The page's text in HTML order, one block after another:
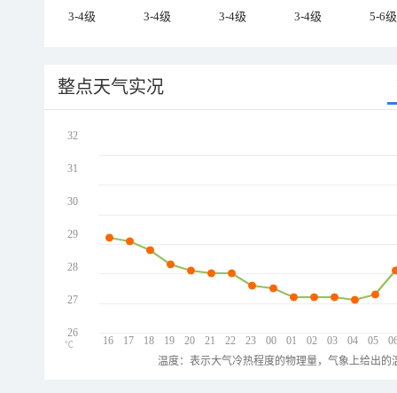
3-4级
3-4级 3-4级 3-4级 5-6级
整点天气实况
16 17 18 19 20 21 22 23 00 01 02 03 04 05
32
31
30
29
28
27
26
℃
温度：表示大气冷热程度的物理量，气象上给出